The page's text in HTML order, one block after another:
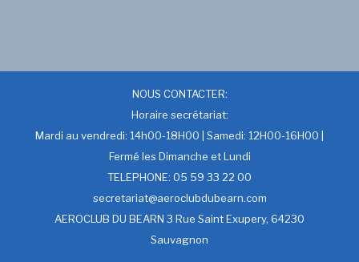
NOUS CONTACTER:
Horaire secrétariat:
Mardi au vendredi: 14h00-18H00 | Samedi: 12H00-16H00 |
Fermé les Dimanche et Lundi
TELEPHONE: 05 59 33 22 00
secretariat@aeroclubdubearn.com
AEROCLUB DU BEARN 3 Rue Saint Exupery, 64230
Sauvagnon